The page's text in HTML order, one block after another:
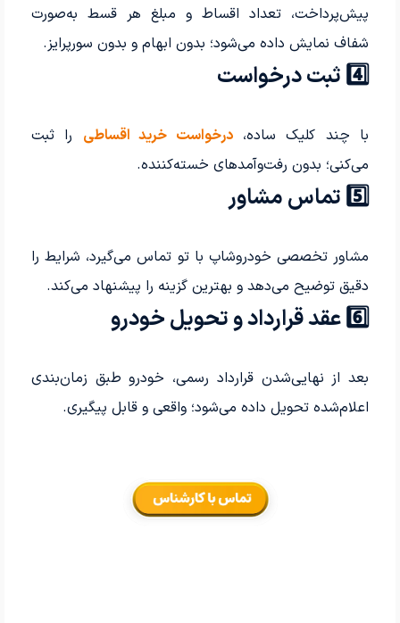
پیش‌پرداخت، تعداد اقساط و مبلغ هر قسط به‌صورت
شفاف نمایش داده می‌شود؛ بدون ابهام و بدون سورپرایز.
4️⃣ ثبت درخواست
با چند کلیک ساده،درخواست خرید اقساطی را ثبت
می‌کنی؛ بدون رفت‌وآمدهای خسته‌کننده.
5️⃣ تماس مشاور
مشاور تخصصی خودروشاپ با تو تماس می‌گیرد، شرایط را
دقیق توضیح می‌دهد و بهترین گزینه را پیشنهاد می‌کند.
6️⃣ عقد قرارداد و تحویل خودرو
بعد از نهایی‌شدن قرارداد رسمی، خودرو طبق زمان‌بندی
اعلام‌شده تحویل داده می‌شود؛ واقعی و قابل پیگیری.